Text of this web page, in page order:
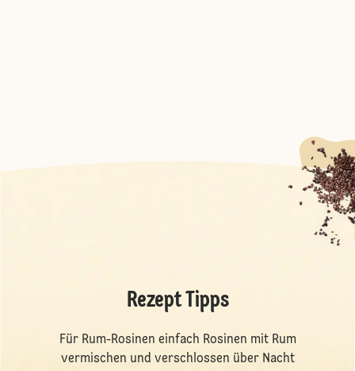
Rezept Tipps
Für Rum-Rosinen einfach Rosinen mit Rum
vermischen und verschlossen über Nacht